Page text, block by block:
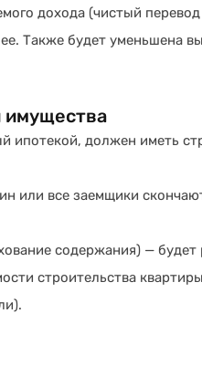
дохода (чистый
Также будет уменьшена
имущества
ипотекой, должен иметь
или все заемщики
содержания) —
строительства